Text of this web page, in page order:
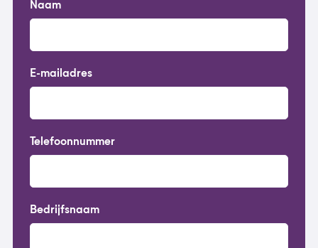
Naam
E-mailadres
Telefoonnummer
Bedrijfsnaam